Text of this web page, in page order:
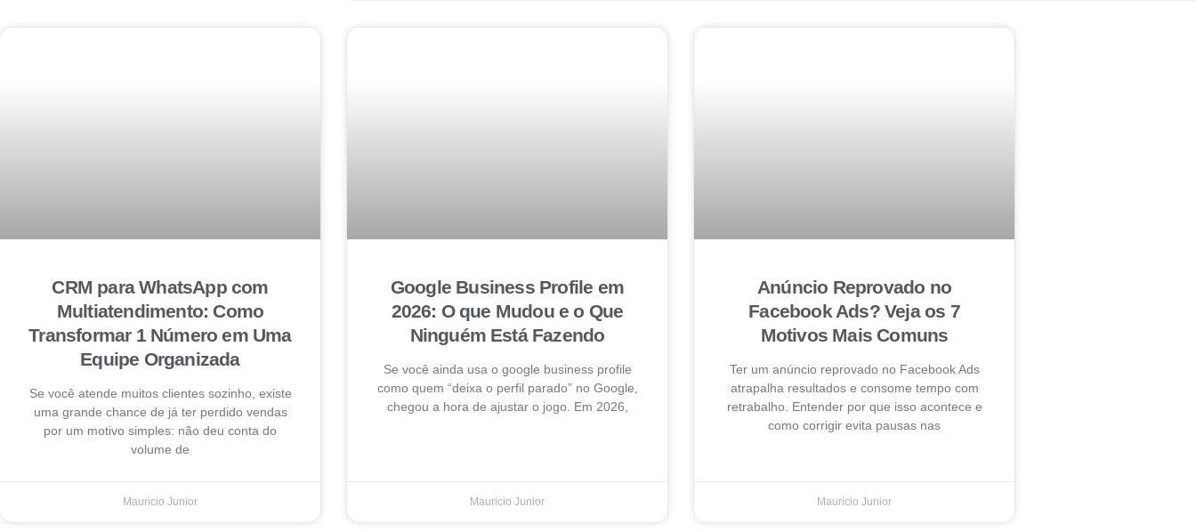
CRM para WhatsApp com
Multiatendimento: Como
Transformar 1 Número em Uma
Equipe Organizada
Se você atende muitos clientes sozinho, existe
uma grande chance de já ter perdido vendas
por um motivo simples: não deu conta do
volume de
Mauricio Junior
Google Business Profile em
2026: O que Mudou e o Que
Ninguém Está Fazendo
Se você ainda usa o google business profile
como quem “deixa o perfil parado” no Google,
chegou a hora de ajustar o jogo. Em 2026,
Mauricio Junior
Anúncio Reprovado no
Facebook Ads? Veja os 7
Motivos Mais Comuns
Ter um anúncio reprovado no Facebook Ads
atrapalha resultados e consome tempo com
retrabalho. Entender por que isso acontece e
como corrigir evita pausas nas
Mauricio Junior